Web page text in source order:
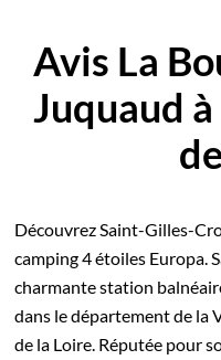
Avis La
Juquaud
Découvrez Saint-Gilles-
camping 4 étoiles Europa.
charmante station
dans le département de la
de la Loire. Réputée pour